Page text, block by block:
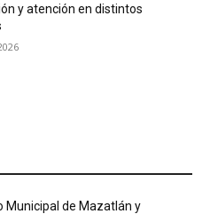
y atención en distintos
Municipal de Mazatlán y